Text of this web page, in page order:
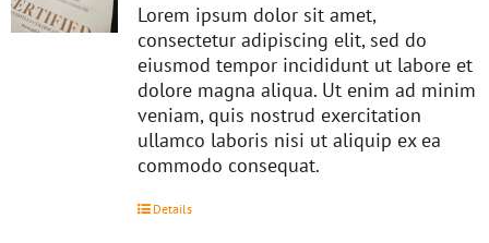
Lorem ipsum dolor sit amet,
consectetur adipiscing elit, sed do
eiusmod tempor incididunt ut labore et
dolore magna aliqua. Ut enim ad minim
veniam, quis nostrud exercitation
ullamco laboris nisi ut aliquip ex ea
commodo consequat.
Details